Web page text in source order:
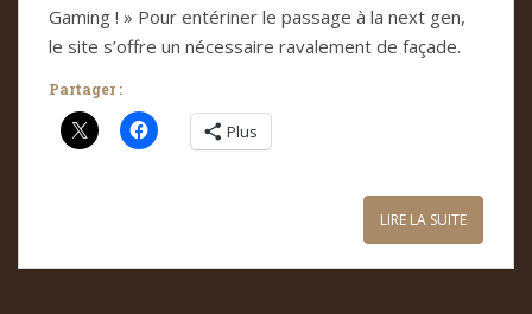
Gaming ! » Pour entériner le passage à la next gen,
le site s’offre un nécessaire ravalement de façade.
Partager :
Plus
LIRE LA SUITE